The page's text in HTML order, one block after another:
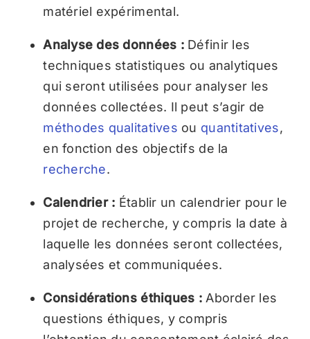
matériel expérimental.
Analyse des données :Définir les
techniques statistiques ou analytiques
qui seront utilisées pour analyser les
données collectées. Il peut s’agir de
méthodes qualitatives ou quantitatives,
en fonction des objectifs de la
recherche.
Calendrier : Établir un calendrier pour le
projet de recherche, y compris la date à
laquelle les données seront collectées,
analysées et communiquées.
Considérations éthiques :Aborder les
questions éthiques, y compris